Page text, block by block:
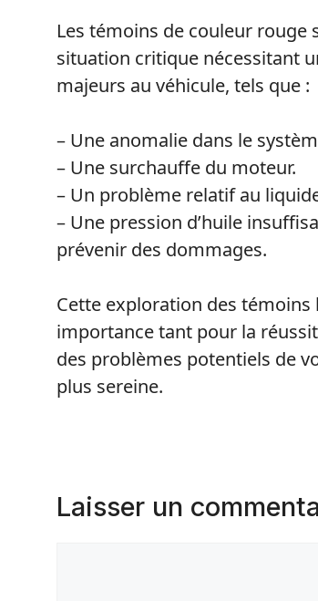
Les témoins de couleur
situation critique nécessitant
majeurs au véhicule, tels que :
– Une anomalie dans le
– Une surchauffe du moteur.
– Un problème relatif au
– Une pression d’huile
prévenir des dommages.
Cette exploration des
importance tant pour la
des problèmes potentiels de
plus sereine.
Laisser un